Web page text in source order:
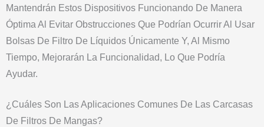
Mantendrán Estos Dispositivos Funcionando De Manera
Óptima Al Evitar Obstrucciones Que Podrían Ocurrir Al Usar
Bolsas De Filtro De Líquidos Únicamente Y, Al Mismo
Tiempo, Mejorarán La Funcionalidad, Lo Que Podría
Ayudar.
¿Cuáles Son Las Aplicaciones Comunes De Las Carcasas
De Filtros De Mangas?